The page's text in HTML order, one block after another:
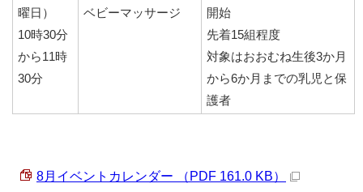
曜日）
10時30分
から11時
30分
ベビーマッサージ
開始
先着15組程度
対象はおおむね生後3か月
から6か月までの乳児と保
護者
8月イベントカレンダー （PDF 161.0 KB）